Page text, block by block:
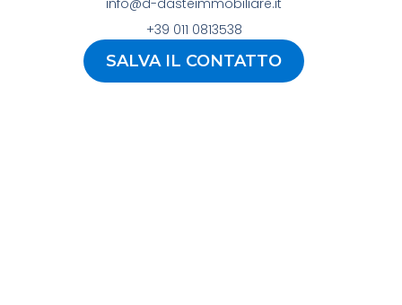
+39 011 0813538
SALVA IL CONTATTO